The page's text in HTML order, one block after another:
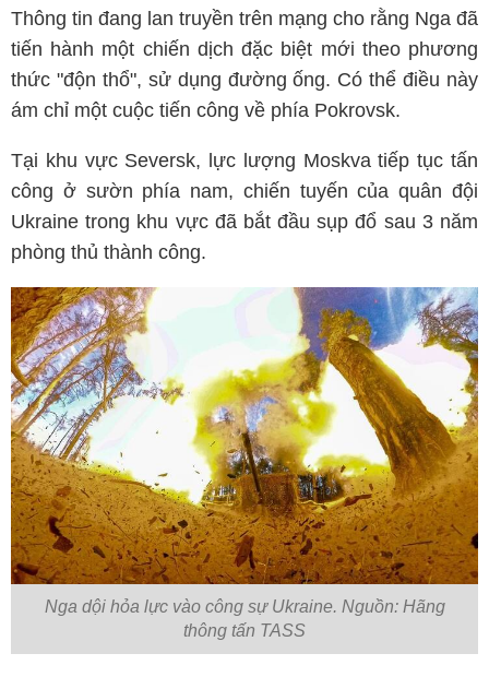
Thông tin đang lan truyền trên mạng cho rằng Nga đã
tiến hành một chiến dịch đặc biệt mới theo phương
thức "độn thổ", sử dụng đường ống. Có thể điều này
ám chỉ một cuộc tiến công về phía Pokrovsk.
Tại khu vực Seversk, lực lượng Moskva tiếp tục tấn
công ở sườn phía nam, chiến tuyến của quân đội
Ukraine trong khu vực đã bắt đầu sụp đổ sau 3 năm
phòng thủ thành công.
Nga dội hỏa lực vào công sự Ukraine. Nguồn: Hãng
thông tấn TASS